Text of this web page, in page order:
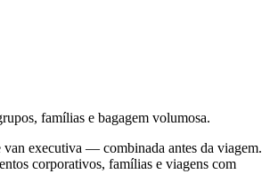
famílias e bagagem volumosa.
van executiva — combinada antes da viagem.
corporativos, famílias e viagens com